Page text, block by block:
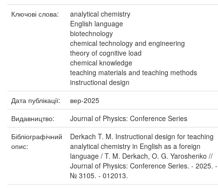
Ключові слова:
analytical chemistry
English language
biotechnology
chemical technology and engineering
theory of cognitive load
chemical knowledge
teaching materials and teaching methods
instructional design
Дата публікації:
вер-2025
Видавництво:
Journal of Physics: Conference Series
Бібліографічний
опис:
Derkach T. M. Instructional design for teaching
analytical chemistry in English as a foreign
language / T. M. Derkach, O. G. Yaroshenko //
Journal of Physics: Conference Series. - 2025. -
№ 3105. - 012013.